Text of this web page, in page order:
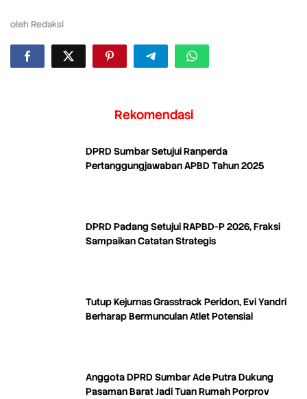
oleh Redaksi
Rekomendasi
DPRD Sumbar Setujui Ranperda
Pertanggungjawaban APBD Tahun 2025
DPRD Padang Setujui RAPBD-P 2026, Fraksi
Sampaikan Catatan Strategis
Tutup Kejurnas Grasstrack Peridon, Evi Yandri
Berharap Bermunculan Atlet Potensial
Anggota DPRD Sumbar Ade Putra Dukung
Pasaman Barat Jadi Tuan Rumah Porprov